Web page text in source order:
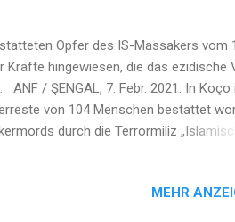
Opfer des IS-Massakers vom
Kräfte hingewiesen, die das ezidische
/ ŞENGAL, 7. Febr. 2021. In Koço
von 104 Menschen bestattet
durch die Terrormiliz
abgegeben: „In diesen
MEHR